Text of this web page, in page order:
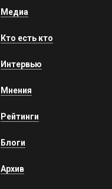
Медиа
Кто есть кто
Интервью
Мнения
Рейтинги
Блоги
Архив